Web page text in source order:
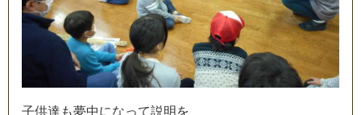
子供達 も夢中になって説明 を